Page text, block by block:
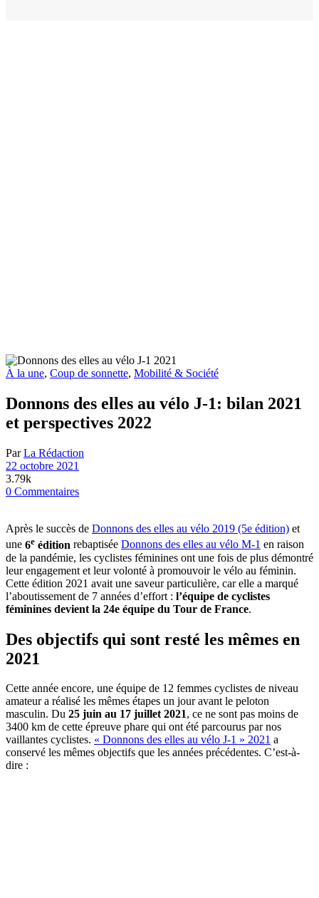
À la une, Coup de sonnette, Mobilité & Société
Donnons des elles au vélo J-1: bilan 2021
et perspectives 2022
ParLa Rédaction
22 octobre 2021
3.79k
0 Commentaires
Après le succès de Donnons des elles au vélo 2019 (5e édition) et
une 6e édition rebaptisée Donnons des elles au vélo M-1 en raison
de la pandémie, les cyclistes féminines ont une fois de plus démontré
leur engagement et leur volonté à promouvoir le vélo au féminin.
Cette édition 2021 avait une saveur particulière, car elle a marqué
l’aboutissement de 7 années d’effort : l’équipe de cyclistes
féminines devient la 24e équipe du Tour de France.
Des objectifs qui sont resté les mêmes en
2021
Cette année encore, une équipe de 12 femmes cyclistes de niveau
amateur a réalisé les mêmes étapes un jour avant le peloton
masculin. Du 25 juin au 17 juillet 2021, ce ne sont pas moins de
3400 km de cette épreuve phare qui ont été parcourus par nos
vaillantes cyclistes. « Donnons des elles au vélo J-1 » 2021 a
conservé les mêmes objectifs que les années précédentes. C’est-à-
dire :